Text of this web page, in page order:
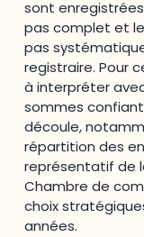
sont enregistrées
pas complet et
pas
registraire. Pour
à interpréter
sommes
découle,
répartition des
représentatif de
Chambre de
choix
années.